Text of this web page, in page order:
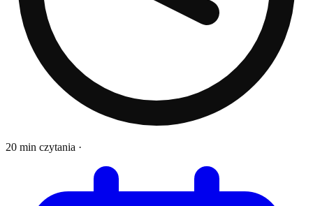
20 min czytania ·